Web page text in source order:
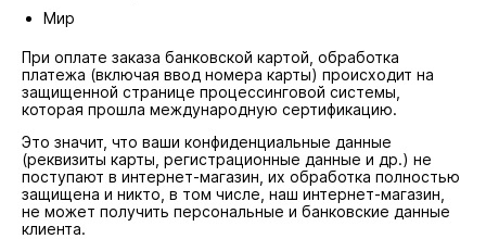
Мир
При оплате заказа банковской картой, обработка
платежа (включая ввод номера карты) происходит на
защищенной странице процессинговой системы,
которая прошла международную сертификацию.
Это значит, что ваши конфиденциальные данные
(реквизиты карты, регистрационные данные и др.) не
поступают в интернет-магазин, их обработка полностью
защищена и никто, в том числе, наш интернет-магазин,
не может получить персональные и банковские данные
клиента.